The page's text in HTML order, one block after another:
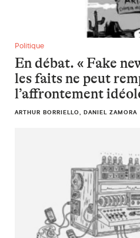
En débat. « Fake news » : le
Politique
En débat. « Fake
les faits ne peut
l’affrontement
ARTHUR BORRIELLO, DANIEL ZAMORA